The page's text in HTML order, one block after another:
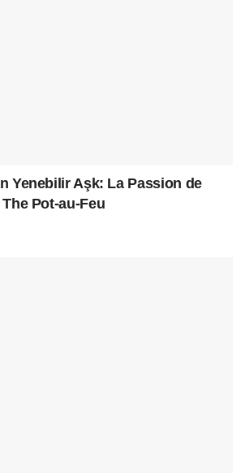
Yenebilir Aşk: La Passion de
Pot-au-Feu